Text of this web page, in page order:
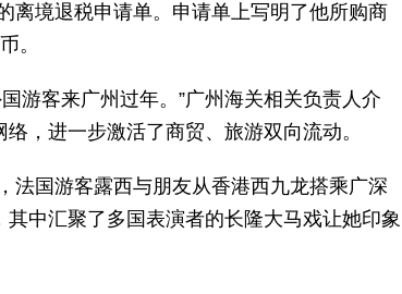
离境退税申请单。申请单上写明了他所购商
。
游客来广州过年。”广州海关相关负责人介
，进一步激活了商贸、旅游双向流动。
法国游客露西与朋友从香港西九龙搭乘广深
中汇聚了多国表演者的长隆大马戏让她印象